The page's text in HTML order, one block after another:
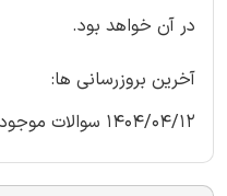
در آن خواهد بود.
آخرین بروزرسانی ها:
1404/04/12 سوالات موجود آپدیت شد